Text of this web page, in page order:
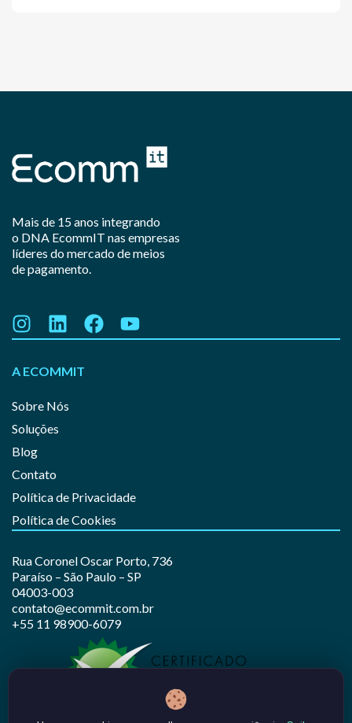
Mais de 15 anos integrando
o DNA EcommIT nas empresas
líderes do mercado de meios
de pagamento.
A ECOMMIT
Sobre Nós
Soluções
Blog
Contato
Política de Privacidade
Política de Cookies
Rua Coronel Oscar Porto, 736
Paraíso – São Paulo – SP
04003-003
contato@ecommit.com.br
+55 11 98900-6079